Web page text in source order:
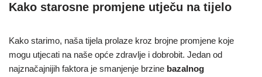
Kako starosne promjene utječu na tijelo
Kako starimo, naša tijela prolaze kroz brojne promjene koje
mogu utjecati na naše opće zdravlje i dobrobit. Jedan od
najznačajnijih faktora je smanjenje brzine bazalnog